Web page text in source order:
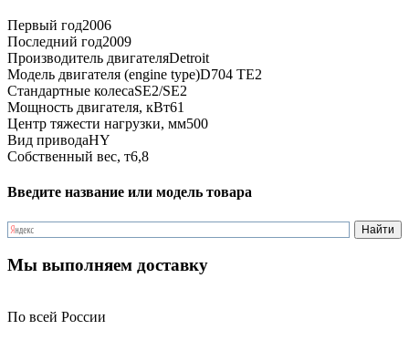
Первый год2006
Последний год2009
Производитель двигателяDetroit
Модель двигателя (engine type)D704 TE2
Стандартные колесаSE2/SE2
Мощность двигателя, кВт61
Центр тяжести нагрузки, мм500
Вид приводаHY
Собственный вес, т6,8
Введите название или модель товара
Мы выполняем доставку
По всей России